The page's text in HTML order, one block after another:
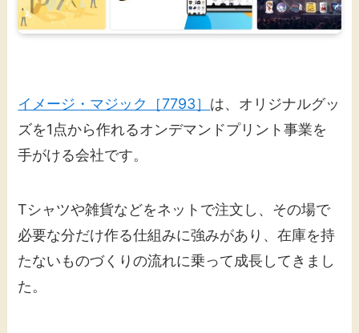
イメージ・マジック［7793］ は、オリジナルグッ
ズを1点から作れるオンデマンドプリント事業を
手がける会社です。
Tシャツや雑貨などをネットで注文し、その場で
必要な分だけ作る仕組みに強みがあり、在庫を持
たないものづくりの流れに乗って成長してきまし
た。